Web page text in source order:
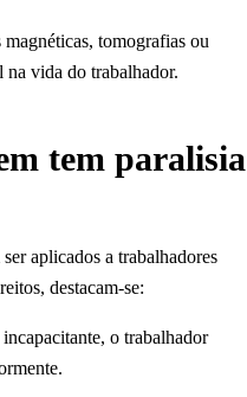
magnéticas, tomografias ou
na vida do trabalhador.
tem paralisia
aplicados a trabalhadores
destacam-se:
o trabalhador